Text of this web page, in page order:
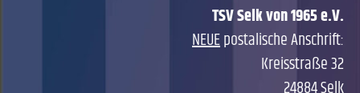
TSV Selk von 1965 e.V.
NEUEpostalische Anschrift:
Kreisstraße 32